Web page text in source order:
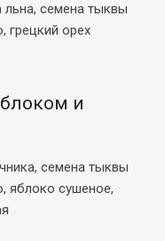
льна, семена тыквы
грецкий орех
и
семена тыквы
яблоко сушеное,